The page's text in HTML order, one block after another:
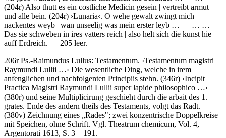
(204r) Also thutt es ein costliche Medicin gesein | vertreibt armut
und alle bein. (204r) ›Lunaria‹. O wehe gewalt zwingt mich
nackentes weyb | wan unseelig was mein erster leyb … — … …
Das sie schweben in ires vatters reich | also helt sich die kunst hie
auff Erdreich. — 205 leer.
206rPs.-Raimundus Lullus: Testamentum. ›Testamentum magistri
Raymundi Lullii …‹ Die wesentliche Ding, welche in irem
anfenglichen und nachfolgenten Principiis stehn. (346r) ›Incipit
Practica Magistri Raymundi Lullii super lapide philosophico …‹
(380r) und seine Multiplicirung geschieht durch die arbait des 1.
grates. Ende des andern theils des Testaments, volgt das Radt.
(380v) Zeichnung eines „Rades"; zwei konzentrische Doppelkreise
mit Speichen, ohne Schrift. Vgl. Theatrum chemicum, Vol. 4,
Argentorati 1613, S. 3—191.